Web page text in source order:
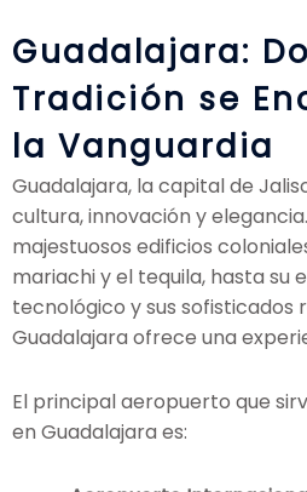
Guadalajara:
Tradición se
la Vanguardia
Guadalajara, la capital de
cultura, innovación y
majestuosos edificios
mariachi y el tequila, hasta su
tecnológico y sus sofisticados
Guadalajara ofrece una
El principal aeropuerto que
en Guadalajara es: